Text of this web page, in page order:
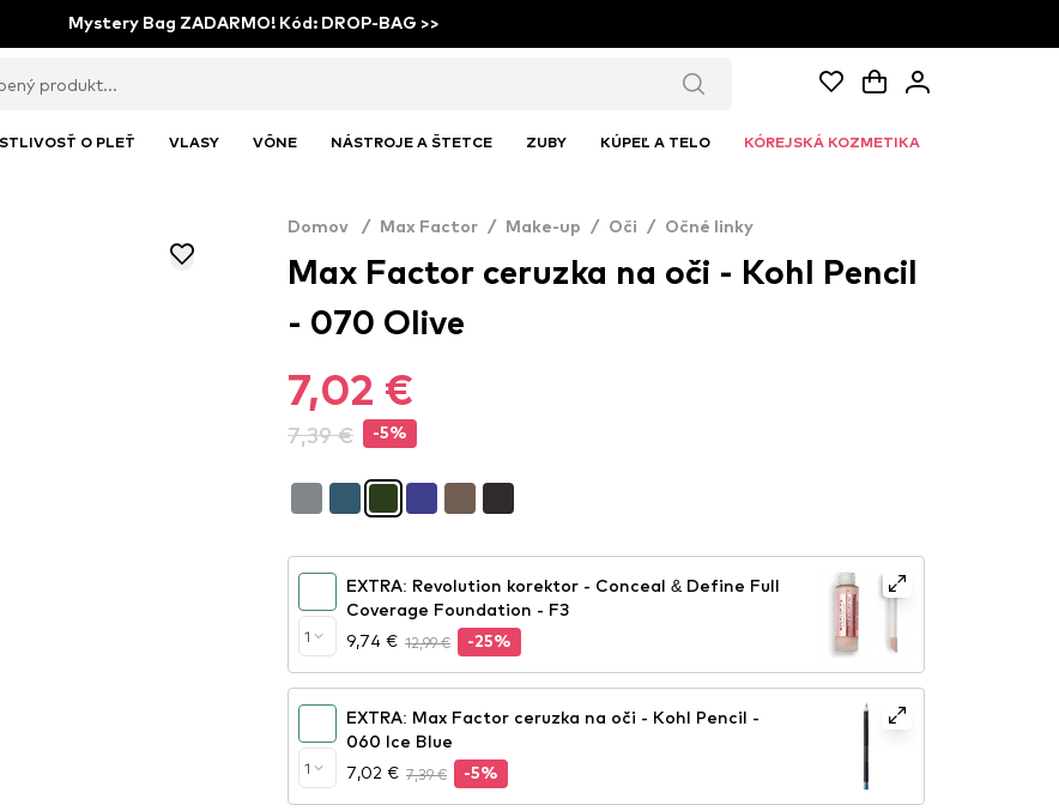
Mystery Bag ZADARMO! Kód: DROP-BAG >>
O PLEŤ VLASY VÔNE NÁSTROJE A ŠTETCE ZUBY KÚPEĽ A TELO KÓREJSKÁ KOZMETIKA
Domov / Max Factor / Make-up / Oči / Očné linky
Max Factor ceruzka na oči - Kohl Pencil
- 070 Olive
7,02 €
7,39 € -5%
1
EXTRA: Revolution korektor - Conceal & Define Full
Coverage Foundation - F3
9,74 € 12,99 € -25%
1
EXTRA: Max Factor ceruzka na oči - Kohl Pencil -
060 Ice Blue
7,02 € 7,39 € -5%